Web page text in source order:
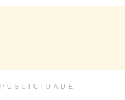
PUBLICIDADE